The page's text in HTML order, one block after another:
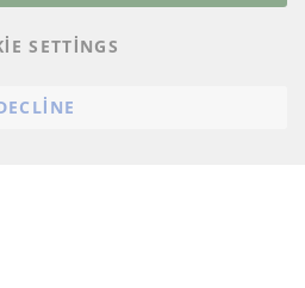
SETTINGS